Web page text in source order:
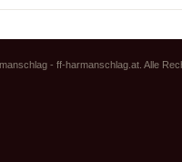
- ff-harmanschlag.at. Alle